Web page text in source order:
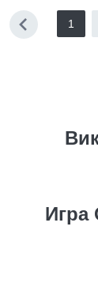
1
Игра